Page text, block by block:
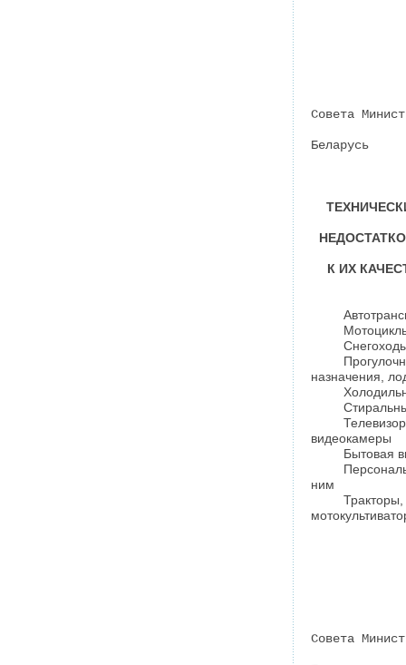
Совета
Беларусь
К ИХ
назначения,
видеокамеры
Бытовая
ним
Совета